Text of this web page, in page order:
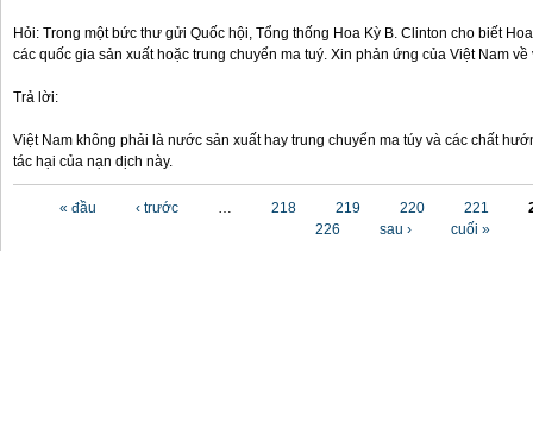
Hỏi: Trong một bức thư gửi Quốc hội, Tổng thống Hoa Kỳ B. Clinton cho biết
các quốc gia sản xuất hoặc trung chuyển ma tuý. Xin phản ứng của Việt Nam về
Trả lời:
Việt Nam không phải là nước sản xuất hay trung chuyển ma túy và các chất
tác hại của nạn dịch này.
« đầu ‹ trước … 218 219 220 221
226
sau › cuối »